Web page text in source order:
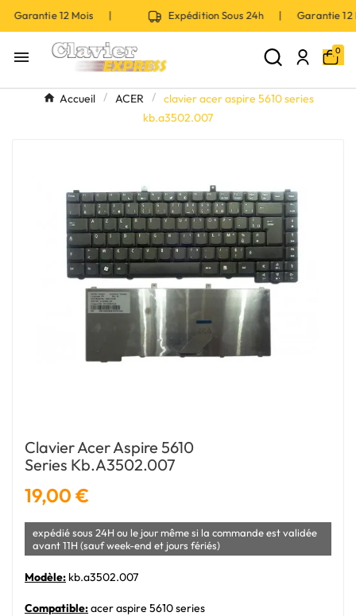
Garantie 12 Mois | Expédition Sous 24h | Garantie
 0
Accueil ACER
clavier acer aspire 5610 series
kb.a3502.007
Clavier Acer Aspire 5610
Series Kb.a3502.007
19,00 €
expédié sous 24H ou le jour même si la commande est validée
avant 11H (sauf week-end et jours fériés)
Modèle: kb.a3502.007
Compatible:acer aspire 5610 series